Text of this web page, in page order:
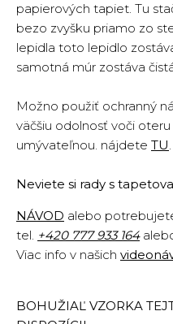
papierových tapiet. Tu
bezo zvyšku priamo zo
lepidla toto lepidlo
samotná múr zostáva
Možno použiť ochranný
väčšiu odolnosť voči
umývateľnou. nájdete TU.
Neviete si rady s
NÁVOD alebo
tel. +420 777 933 164
Viac info v našich
BOHUŽIAĽ VZORKA